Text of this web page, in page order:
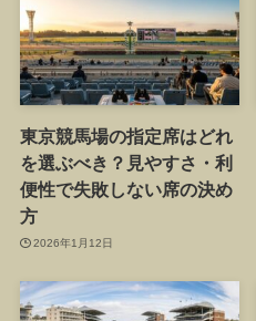
東京競馬場の指定席はどれ
を選ぶべき？見やすさ・利
便性で失敗しない席の決め
方
2026年1月12日